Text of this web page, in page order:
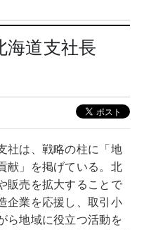
海道支社長
社は、戦略の柱に「地
献」を掲げている。北
販売を拡大することで
企業を応援し、取引小
ら地域に役立つ活動を